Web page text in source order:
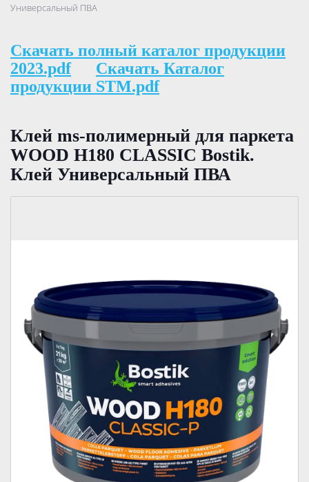
Универсальный ПВА
Скачать полный каталог продукции
2023.pdf
Скачать Каталог
продукции STM.pdf
Клей ms-полимерный для паркета
WOOD H180 CLASSIC Bostik.
Клей Универсальный ПВА